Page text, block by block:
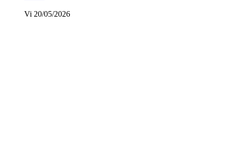
Vi 20/05/2026